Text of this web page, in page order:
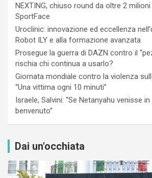
NEXTING, chiuso round da oltre 2
SportFace
Uroclinic: innovazione ed eccellenza
Robot ILY e alla formazione avanzata
Prosegue la guerra di DAZN contro il
rischia chi continua a usarlo?
Giornata mondiale contro la violenza
“Una vittima ogni 10 minuti”
Israele, Salvini: “Se Netanyahu venisse
benvenuto”
Dai un'occhiata